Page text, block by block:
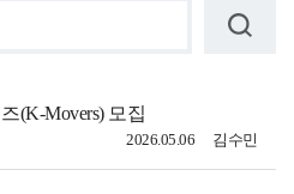
(K-Movers) 모집
김수민
2026.05.06